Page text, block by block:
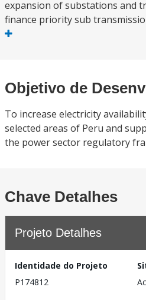
expansion of substations and
finance priority sub
Objetivo de
To increase electricity
selected areas of Peru and
the power sector regulatory
Chave Detalhes
Projeto Detalhes
Identidade do Projeto
P174812